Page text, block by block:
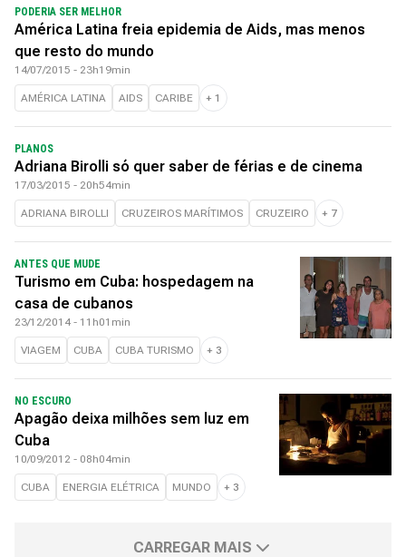
PODERIA SER MELHOR
América Latina freia epidemia de Aids, mas menos
que resto do mundo
14/07/2015 - 23h19min
AMÉRICA LATINA AIDS CARIBE + 1
PLANOS
Adriana Birolli só quer saber de férias e de cinema
17/03/2015 - 20h54min
ADRIANA BIROLLI CRUZEIROS MARÍTIMOS CRUZEIRO + 7
ANTES QUE MUDE
Turismo em Cuba: hospedagem na
casa de cubanos
23/12/2014 - 11h01min
VIAGEM CUBA CUBA TURISMO + 3
NO ESCURO
Apagão deixa milhões sem luz em
Cuba
10/09/2012 - 08h04min
CUBA ENERGIA ELÉTRICA MUNDO + 3
CARREGAR MAIS